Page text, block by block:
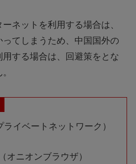
ネットを利用する場合は、
てしまうため、中国国外の
する場合は、回避策をとな
イベートネットワーク）
オニオンブラウザ）